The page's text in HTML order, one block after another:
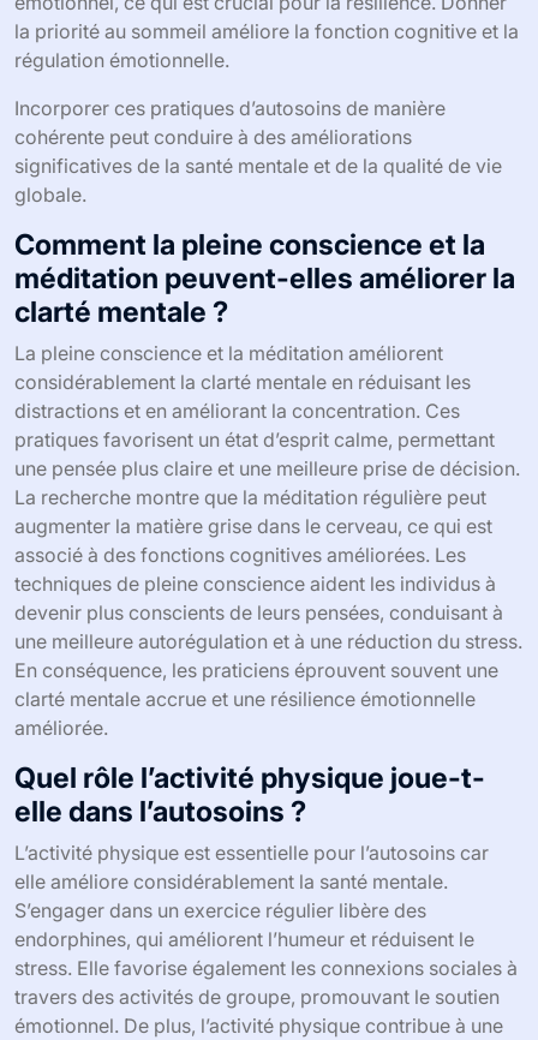
la priorité au sommeil améliore la fonction cognitive et la
régulation émotionnelle.
Incorporer ces pratiques d’autosoins de manière
cohérente peut conduire à des améliorations
significatives de la santé mentale et de la qualité de vie
globale.
Comment la pleine conscience et la
méditation peuvent-elles améliorer la
clarté mentale ?
La pleine conscience et la méditation améliorent
considérablement la clarté mentale en réduisant les
distractions et en améliorant la concentration. Ces
pratiques favorisent un état d’esprit calme, permettant
une pensée plus claire et une meilleure prise de décision.
La recherche montre que la méditation régulière peut
augmenter la matière grise dans le cerveau, ce qui est
associé à des fonctions cognitives améliorées. Les
techniques de pleine conscience aident les individus à
devenir plus conscients de leurs pensées, conduisant à
une meilleure autorégulation et à une réduction du stress.
En conséquence, les praticiens éprouvent souvent une
clarté mentale accrue et une résilience émotionnelle
améliorée.
Quel rôle l’activité physique joue-t-
elle dans l’autosoins ?
L’activité physique est essentielle pour l’autosoins car
elle améliore considérablement la santé mentale.
S’engager dans un exercice régulier libère des
endorphines, qui améliorent l’humeur et réduisent le
stress. Elle favorise également les connexions sociales à
travers des activités de groupe, promouvant le soutien
émotionnel. De plus, l’activité physique contribue à une